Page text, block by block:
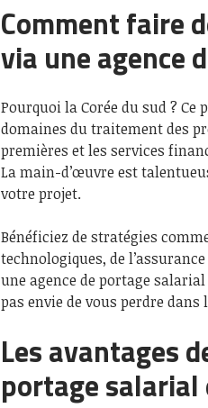
Comment faire
via une agence
Pourquoi la Corée du sud ?
domaines du traitement des
premières et les services
La main-d’œuvre est
votre projet.
Bénéficiez de stratégies
technologiques, de
une agence de portage
pas envie de vous perdre
Les avantages
portage salarial